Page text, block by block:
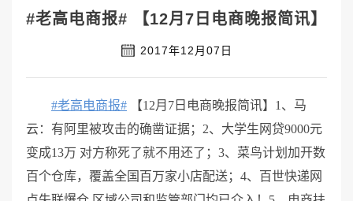
#老高电商报# 【12月7日电商晚报简讯】
2017年12月07日
#老高电商报# 【12月7日电商晚报简讯】1、马
云：有阿里被攻击的确凿证据；2、大学生网贷9000元
变成13万 对方称死了就不用还了；3、菜鸟计划加开数
百个仓库，覆盖全国百万家小店配送；4、百世快递网